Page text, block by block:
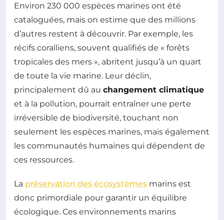
Environ 230 000 espèces marines ont été
cataloguées, mais on estime que des millions
d’autres restent à découvrir. Par exemple, les
récifs coralliens, souvent qualifiés de « forêts
tropicales des mers », abritent jusqu’à un quart
de toute la vie marine. Leur déclin,
principalement dû au changement climatique
et à la pollution, pourrait entraîner une perte
irréversible de biodiversité, touchant non
seulement les espèces marines, mais également
les communautés humaines qui dépendent de
ces ressources.
La préservation des écosystèmes marins est
donc primordiale pour garantir un équilibre
écologique. Ces environnements marins